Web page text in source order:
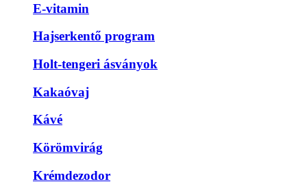
E-vitamin
Hajserkentő program
Holt-tengeri ásványok
Kakaóvaj
Kávé
Körömvirág
Krémdezodor